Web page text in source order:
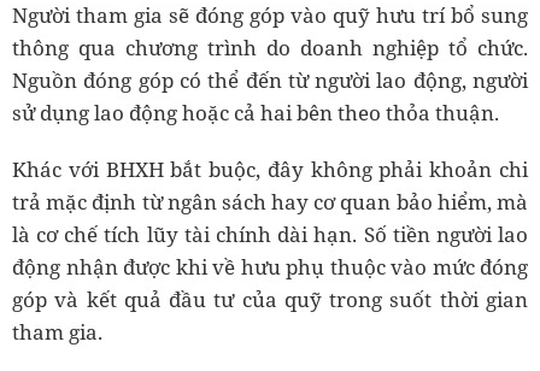
Người tham gia sẽ đóng góp vào quỹ hưu trí bổ sung
thông qua chương trình do doanh nghiệp tổ chức.
Nguồn đóng góp có thể đến từ người lao động, người
sử dụng lao động hoặc cả hai bên theo thỏa thuận.
Khác với BHXH bắt buộc, đây không phải khoản chi
trả mặc định từ ngân sách hay cơ quan bảo hiểm, mà
là cơ chế tích lũy tài chính dài hạn. Số tiền người lao
động nhận được khi về hưu phụ thuộc vào mức đóng
góp và kết quả đầu tư của quỹ trong suốt thời gian
tham gia.